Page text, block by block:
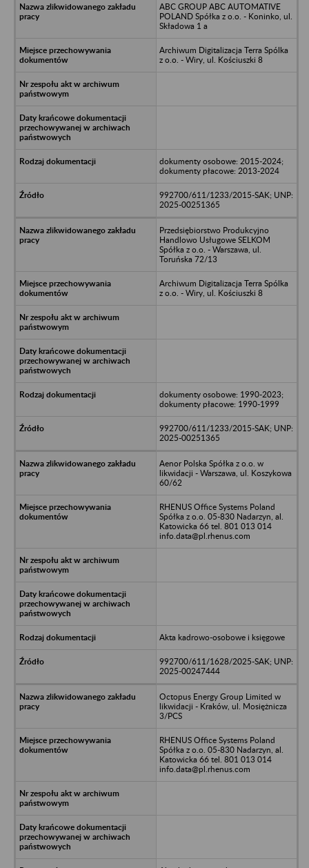
ABC GROUP ABC AUTOMATIVE
POLAND Spółka z o.o. - Koninko, ul.
Składowa 1 a
Archiwum Digitalizacja Terra Spólka
z o.o. - Wiry, ul. Kościuszki 8
dokumenty osobowe: 2015-2024;
dokumenty płacowe: 2013-2024
992700/611/1233/2015-SAK; UNP:
2025-00251365
Przedsiębiorstwo Produkcyjno
Handlowo Usługowe SELKOM
Spółka z o.o. - Warszawa, ul.
Toruńska 72/13
Archiwum Digitalizacja Terra Spólka
z o.o. - Wiry, ul. Kościuszki 8
dokumenty osobowe: 1990-2023;
dokumenty płacowe: 1990-1999
992700/611/1233/2015-SAK; UNP:
2025-00251365
Aenor Polska Spółka z o.o. w
likwidacji - Warszawa, ul. Koszykowa
60/62
RHENUS Office Systems Poland
Spółka z o.o. 05-830 Nadarzyn, al.
Katowicka 66 tel. 801 013 014
info.data@pl.rhenus.com
Akta kadrowo-osobowe i księgowe
992700/611/1628/2025-SAK; UNP:
2025-00247444
Octopus Energy Group Limited w
likwidacji - Kraków, ul. Mosiężnicza
3/PCS
RHENUS Office Systems Poland
Spółka z o.o. 05-830 Nadarzyn, al.
Katowicka 66 tel. 801 013 014
info.data@pl.rhenus.com